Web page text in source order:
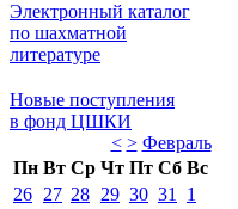
Электронный каталог
по шахматной
литературе
Новые поступления
в фонд ЦШКИ
< > Февраль
Пн Вт Ср Чт Пт Сб Вс
26 27 28 29 30 31
1